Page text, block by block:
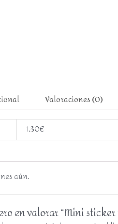
Valoraciones (0)
1,30€
aún.
en valorar “Mini sticker